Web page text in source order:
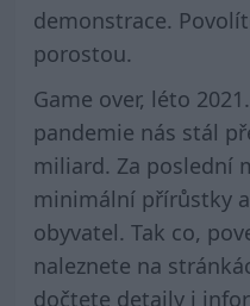
demonstrace.
porostou.
Game over, léto
pandemie nás stál
miliard. Za poslední
minimální přírůstky
obyvatel. Tak co,
naleznete na
dočtete detaily i